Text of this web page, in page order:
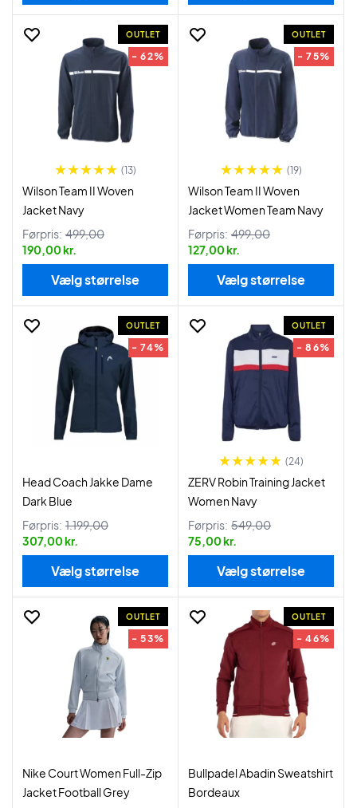
OUTLET
- 62%
(13)
Wilson Team II Woven
Jacket Navy
Førpris: 499,00
190,00 kr.
Vælg størrelse
OUTLET
- 75%
(19)
Wilson Team II Woven
Jacket Women Team Navy
Førpris: 499,00
127,00 kr.
Vælg størrelse
OUTLET
- 74%
Head Coach Jakke Dame
Dark Blue
Førpris: 1.199,00
307,00 kr.
Vælg størrelse
OUTLET
- 86%
(24)
ZERV Robin Training Jacket
Women Navy
Førpris: 549,00
75,00 kr.
Vælg størrelse
OUTLET
- 53%
Nike Court Women Full-Zip
Jacket Football Grey
OUTLET
- 46%
Bullpadel Abadin Sweatshirt
Bordeaux